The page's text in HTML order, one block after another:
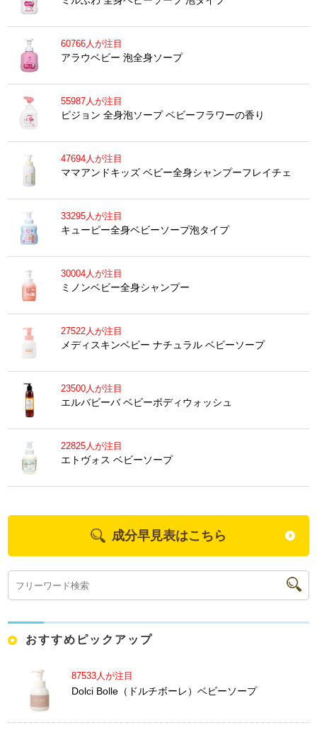
60766人が注目
アラウベビー 泡全身ソープ
55987人が注目
ピジョン 全身泡ソープ ベビーフラワーの香り
47694人が注目
ママアンドキッズ ベビー全身シャンプーフレイチェ
33295人が注目
キューピー全身ベビーソープ泡タイプ
30004人が注目
ミノンベビー全身シャンプー
27522人が注目
メディスキンベビー ナチュラル ベビーソープ
23500人が注目
エルバビーバ ベビーボディウォッシュ
22825人が注目
エトヴォス ベビーソープ
成分早見表はこちら
おすすめピックアップ
87533人が注目
Dolci Bolle（ドルチボーレ）ベビーソープ